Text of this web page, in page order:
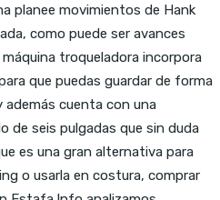
planee movimientos de Hank
como puede ser avances
troqueladora incorpora
que puedas guardar de forma
cuenta con una
de seis pulgadas que sin duda
es una gran alternativa para
o usarla en costura, comprar